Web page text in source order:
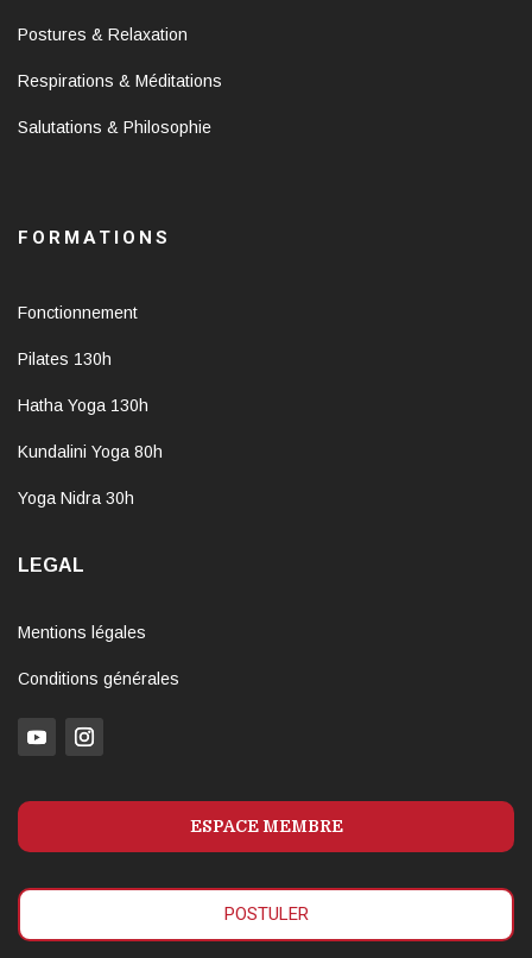
Postures & Relaxation
Respirations & Méditations
Salutations & Philosophie
FORMATIONS
Fonctionnement
Pilates 130h
Hatha Yoga 130h
Kundalini Yoga 80h
Yoga Nidra 30h
LEGAL
Mentions légales
Conditions générales
ESPACE MEMBRE
POSTULER